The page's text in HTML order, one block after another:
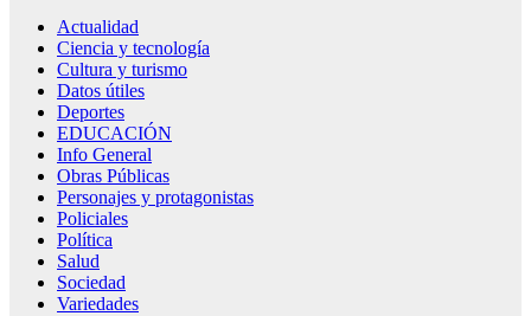
Actualidad
Ciencia y tecnología
Cultura y turismo
Datos útiles
Deportes
EDUCACIÓN
Info General
Obras Públicas
Personajes y protagonistas
Policiales
Política
Salud
Sociedad
Variedades